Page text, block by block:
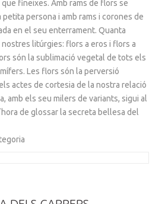
fineixes. Amb rams de flors se
petita persona i amb rams i corones de
en el seu enterrament. Quanta
litúrgies: flors a eros i flors a
són la sublimació vegetal de tots els
Les flors són la perversió
actes de cortesia de la nostra relació
amb els seu milers de variants, sigui al
de glossar la secreta bellesa del